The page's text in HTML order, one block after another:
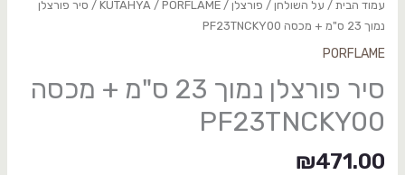
עמוד הבית/ על השולחן / פורצלן /
KUTAHYA /PORFLAME
/ סיר פורצלן
נמוך 23 ס"מ + מכסה PF23TNCKY00
PORFLAME
סיר פורצלן נמוך 23 ס"מ + מכסה
PF23TNCKY00
₪471.00